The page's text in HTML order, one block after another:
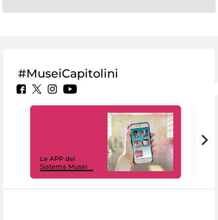
#MuseiCapitolini
Le APP del
Sistema Musei